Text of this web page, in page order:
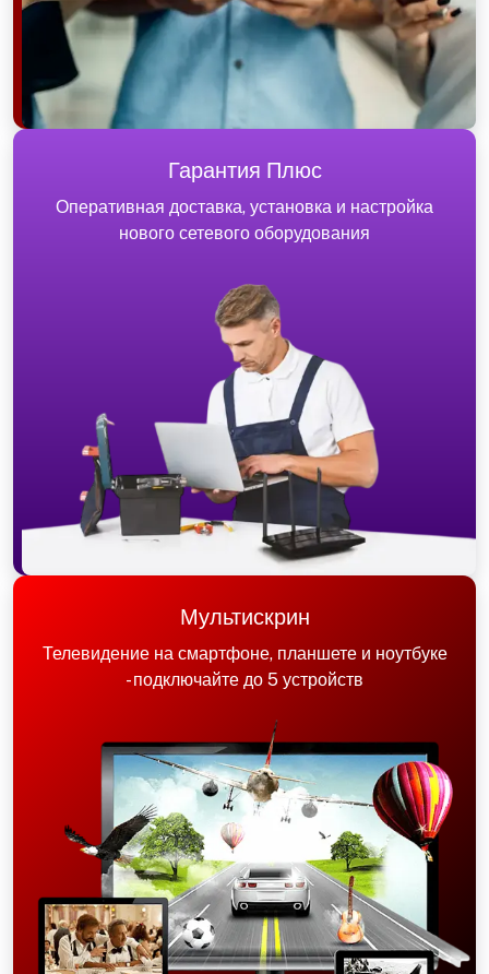
Гарантия Плюс
Оперативная доставка, установка и настройка
нового сетевого оборудования
Мультискрин
Телевидение на смартфоне, планшете и ноутбуке
- подключайте до 5 устройств